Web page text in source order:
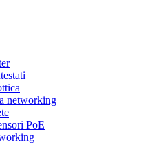
networking
PoE